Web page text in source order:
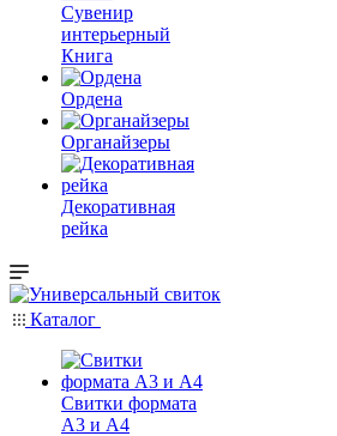
Сувенир
интерьерный
Книга
Ордена
Органайзеры
Декоративная
рейка
Каталог
Свитки формата
А3 и А4